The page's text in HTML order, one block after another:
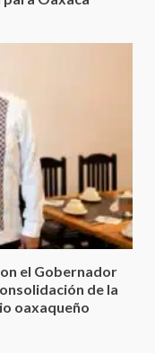
el Gobernador
de la
oaxaqueño
Oaxaca-
al
a realizar una
y estructural
de la
Garza